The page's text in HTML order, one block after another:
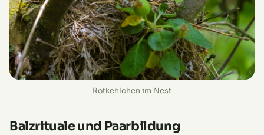
Rotkehlchen im Nest
Balzrituale und Paarbildung